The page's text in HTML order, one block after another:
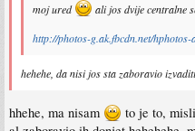
moj ured
ali jos dvije centralne
http://photos-g.ak.fbcdn.net/
hehehe, da nisi jos sta zaboravio
hhehe, ma nisam
to je to,